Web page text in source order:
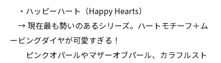
・ハッピーハート（Happy Hearts）
→ 現在最も勢いのあるシリーズ。ハートモチーフ＋ム
ービングダイヤが可愛すぎる！
ピンクオパールやマザーオブパール、カラフルスト